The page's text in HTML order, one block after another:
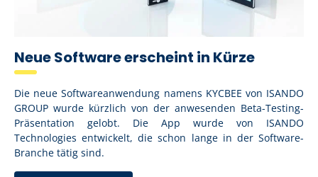
Neue Software erscheint in Kürze
Die neue Softwareanwendung namens KYCBEE von ISANDO
GROUP wurde kürzlich von der anwesenden Beta-Testing-
Präsentation gelobt. Die App wurde von ISANDO
Technologies entwickelt, die schon lange in der Software-
Branche tätig sind.